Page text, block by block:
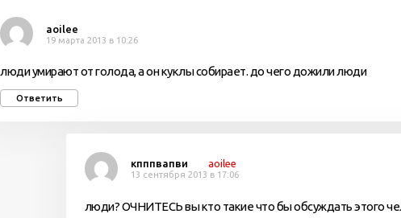
aoilee
19 марта 2013 в 10:26
люди умирают от голода, а он куклы собирает. до чего дожили люди
Ответить
кпппвапви aoilee
13 сентября 2013 в 17:06
люди? ОЧНИТЕСЬ вы кто такие что бы обсуждать этого